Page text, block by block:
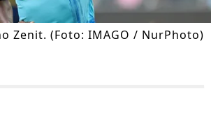
Zenit. (Foto: IMAGO / NurPhoto)